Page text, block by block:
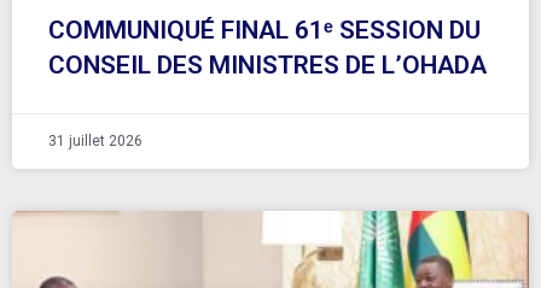
COMMUNIQUÉ FINAL 61ᵉ SESSION DU
CONSEIL DES MINISTRES DE L’OHADA
31 juillet 2026